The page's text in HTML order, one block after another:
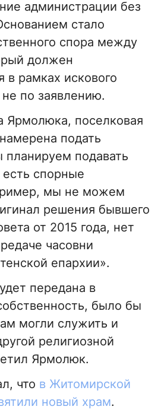
администрации без
стало
спора между
должен
в рамках искового
по заявлению.
Ярмолюка, поселковая
подать
подавать
спорные
мы не можем
решения бывшего
от 2015 года, нет
часовни
епархии».
передана в
было бы
могли служить и
религиозной
Ярмолюк.
что в Житомирской
новый храм.